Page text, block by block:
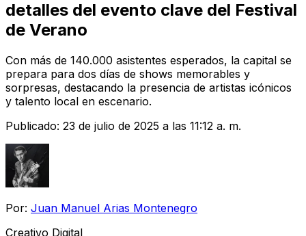
detalles del evento clave del Festival
de Verano
Con más de 140.000 asistentes esperados, la capital se
prepara para dos días de shows memorables y
sorpresas, destacando la presencia de artistas icónicos
y talento local en escenario.
Publicado: 23 de julio de 2025 a las 11:12 a. m.
Por: Juan Manuel Arias Montenegro
Creativo Digital